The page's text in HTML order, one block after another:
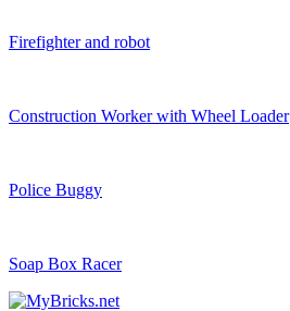
Firefighter and robot
Construction Worker with Wheel Loader
Police Buggy
Soap Box Racer